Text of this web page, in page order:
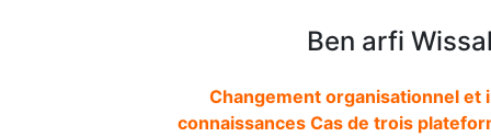
Ben arfi
Changement organisationnel et
connaissances Cas de trois